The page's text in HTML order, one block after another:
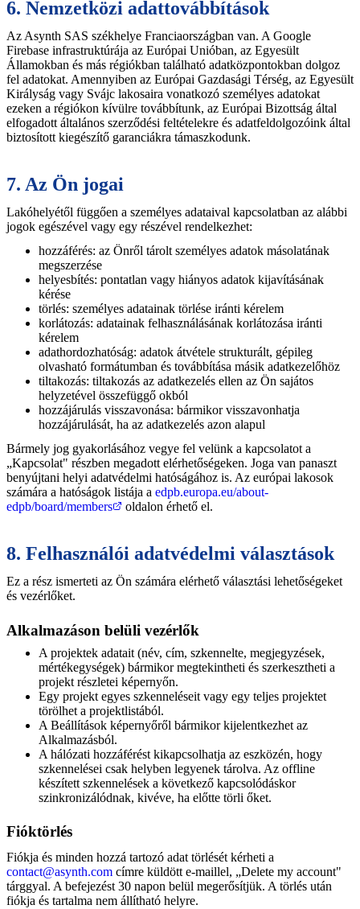
6. Nemzetközi adattovábbítások
Az Asynth SAS székhelye Franciaországban van. A Google
Firebase infrastruktúrája az Európai Unióban, az Egyesült
Államokban és más régiókban található adatközpontokban dolgoz
fel adatokat. Amennyiben az Európai Gazdasági Térség, az Egyesült
Királyság vagy Svájc lakosaira vonatkozó személyes adatokat
ezeken a régiókon kívülre továbbítunk, az Európai Bizottság által
elfogadott általános szerződési feltételekre és adatfeldolgozóink által
biztosított kiegészítő garanciákra támaszkodunk.
7. Az Ön jogai
Lakóhelyétől függően a személyes adataival kapcsolatban az alábbi
jogok egészével vagy egy részével rendelkezhet:
hozzáférés: az Önről tárolt személyes adatok másolatának
megszerzése
helyesbítés: pontatlan vagy hiányos adatok kijavításának
kérése
törlés: személyes adatainak törlése iránti kérelem
korlátozás: adatainak felhasználásának korlátozása iránti
kérelem
adathordozhatóság: adatok átvétele strukturált, gépileg
olvasható formátumban és továbbítása másik adatkezelőhöz
tiltakozás: tiltakozás az adatkezelés ellen az Ön sajátos
helyzetével összefüggő okból
hozzájárulás visszavonása: bármikor visszavonhatja
hozzájárulását, ha az adatkezelés azon alapul
Bármely jog gyakorlásához vegye fel velünk a kapcsolatot a
„Kapcsolat" részben megadott elérhetőségeken. Joga van panaszt
benyújtani helyi adatvédelmi hatóságához is. Az európai lakosok
számára a hatóságok listája a edpb.europa.eu/about-
edpb/board/members
oldalon érhető el.
8. Felhasználói adatvédelmi választások
Ez a rész ismerteti az Ön számára elérhető választási lehetőségeket
és vezérlőket.
Alkalmazáson belüli vezérlők
A projektek adatait (név, cím, szkennelte, megjegyzések,
mértékegységek) bármikor megtekintheti és szerkesztheti a
projekt részletei képernyőn.
Egy projekt egyes szkenneléseit vagy egy teljes projektet
törölhet a projektlistából.
A Beállítások képernyőről bármikor kijelentkezhet az
Alkalmazásból.
A hálózati hozzáférést kikapcsolhatja az eszközén, hogy
szkennelései csak helyben legyenek tárolva. Az offline
készített szkennelések a következő kapcsolódáskor
szinkronizálódnak, kivéve, ha előtte törli őket.
Fióktörlés
Fiókja és minden hozzá tartozó adat törlését kérheti a
contact@asynth.com címre küldött e-maillel, „Delete my account"
tárggyal. A befejezést 30 napon belül megerősítjük. A törlés után
fiókja és tartalma nem állítható helyre.